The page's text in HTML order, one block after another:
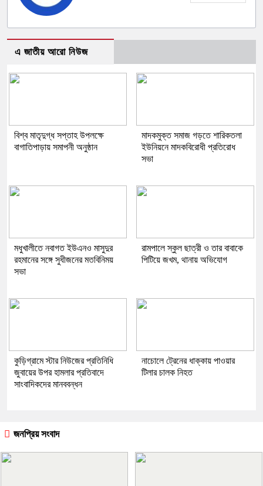
এ জাতীয় আরো নিউজ
বিশ্ব মাতৃদুগ্ধ সপ্তাহ উপলক্ষে
বাগাতিপাড়ায় সমাপনী অনুষ্ঠান
মাদকমুক্ত সমাজ গড়তে শারিকতলা
ইউনিয়নে মাদকবিরোধী প্রতিরোধ
সভা
মধুখালীতে নবাগত ইউএনও মাসুদুর
রহমানের সঙ্গে সুধীজনের মতবিনিময়
সভা
রামপালে স্কুল ছাত্রী ও তার বাবাকে
পিটিয়ে জখম, থানায় অভিযোগ
কুড়িগ্রামে স্টার নিউজের প্রতিনিধি
জুবায়ের উপর হামলার প্রতিবাদে
সাংবাদিকদের মানববন্ধন
নাচোলে ট্রেনের ধাক্কায় পাওয়ার
টিলার চালক নিহত
জনপ্রিয় সংবাদ